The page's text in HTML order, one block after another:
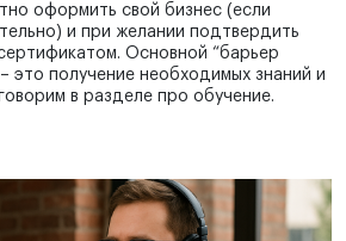
оформить свой бизнес (если
и при желании подтвердить
Основной “барьер
это получение необходимых знаний и
в разделе про обучение.